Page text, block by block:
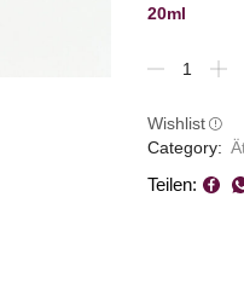
20ml
Lärchenöl
Wishlist
Category:
Teilen: